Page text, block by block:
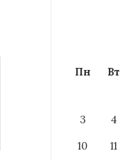
Пн Вт
3
4
10
11